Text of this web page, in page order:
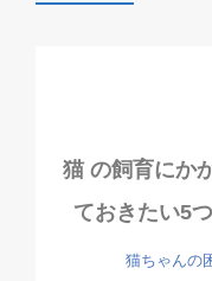
猫 の飼育にか
ておきたい5
猫ちゃんの